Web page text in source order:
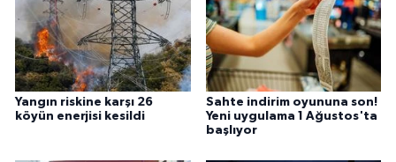
Yangın riskine karşı 26
köyün enerjisi kesildi
Sahte indirim oyununa son!
Yeni uygulama 1 Ağustos'ta
başlıyor